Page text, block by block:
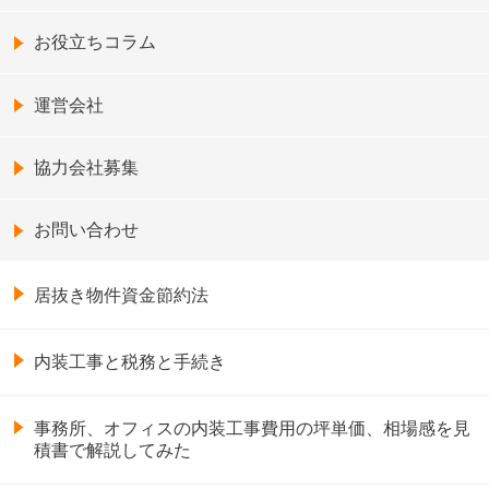
お役立ちコラム
運営会社
協力会社募集
お問い合わせ
居抜き物件資金節約法
内装工事と税務と手続き
事務所、オフィスの内装工事費用の坪単価、相場感を見
積書で解説してみた